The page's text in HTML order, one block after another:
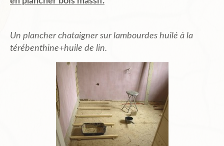
Un plancher chataigner sur lambourdes huilé à la
térébenthine+huile de lin.